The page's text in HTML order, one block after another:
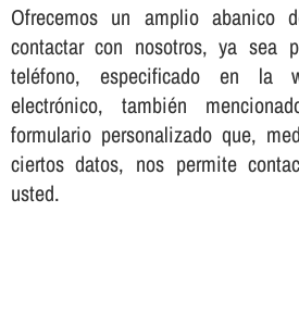
Ofrecemos un amplio abanico
contactar con nosotros, ya sea
teléfono, especificado en la
electrónico, también
formulario personalizado que,
ciertos datos, nos permite
usted.